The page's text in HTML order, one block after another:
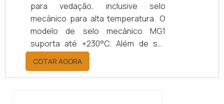
para vedação, inclusive selo
mecânico para alta temperatura. O
modelo de selo mecânico MG1
suporta até +230°C. Além de ser
muito flexível devido à grande
disposição de elementos, sendo
adequado para low-end. Ele mostra
COTAR AGORA